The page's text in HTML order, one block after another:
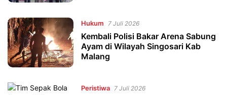
Hukum 7 Juli 2026
Kembali Polisi Bakar Arena Sabung
Ayam di Wilayah Singosari Kab
Malang
Peristiwa 7 Juli 2026